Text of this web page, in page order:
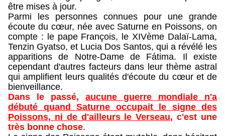
être mises à jour.
Parmi les personnes connues pour une grande
écoute du cœur, née avec Saturne en Poissons, on
compte : le pape François, le XIVème Dalaï-Lama,
Tenzin Gyatso, et Lucia Dos Santos, qui a révélé les
apparitions de Notre-Dame de Fátima. Il existe
cependant d'autres facteurs dans leur thème astral
qui amplifient leurs qualités d'écoute du cœur et de
bienveillance.
Dans le passé, aucune guerre mondiale n'a
débuté quand Saturne occupait le signe des
Poissons, ni de d'ailleurs le Verseau, c'est une
très bonne chose.